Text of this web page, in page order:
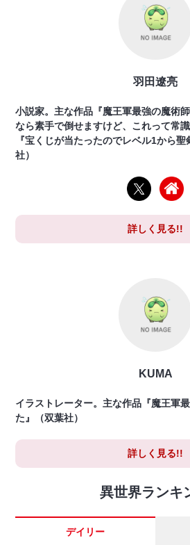
羽田遼亮
小説家。主な作品『魔王軍最強の魔術
なら素手で倒せますけど、これって常
『宝くじが当たったのでレベル1から
社）
詳しく見る!!
KUMA
イラストレーター。主な作品『魔王軍
た』（双葉社）
詳しく見る!!
異世界ランキ
デイリー